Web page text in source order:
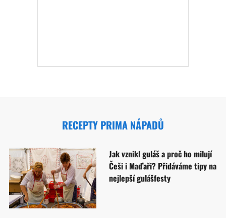
RECEPTY PRIMA NÁPADŮ
Jak vznikl guláš a proč ho milují
Češi i Maďaři? Přidáváme tipy na
nejlepší gulášfesty